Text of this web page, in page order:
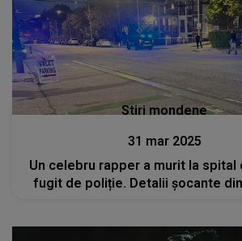
Stiri mondene
31 mar 2025
Un celebru rapper a murit la spital
fugit de poliție. Detalii șocante